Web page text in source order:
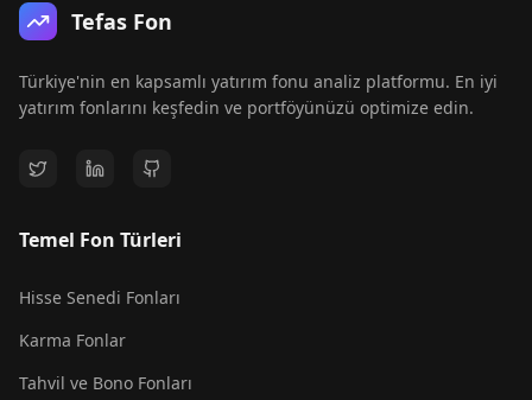
Tefas Fon
Türkiye'nin en kapsamlı yatırım fonu analiz platformu. En iyi
yatırım fonlarını keşfedin ve portföyünüzü optimize edin.
Temel Fon Türleri
Hisse Senedi Fonları
Karma Fonlar
Tahvil ve Bono Fonları